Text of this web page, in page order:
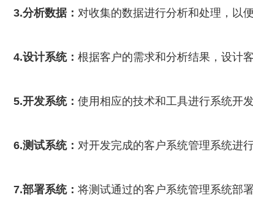
3.分析数据： 对收集的数据进行分析和处理，以
4.设计系统： 根据客户的需求和分析结果，设计
5.开发系统： 使用相应的技术和工具进行系统开
6.测试系统： 对开发完成的客户系统管理系统进
7.部署系统： 将测试通过的客户系统管理系统部